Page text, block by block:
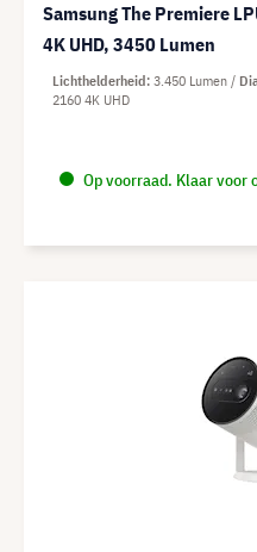
Samsung The Premiere
4K UHD, 3450 Lumen
Op voorraad. Klaar voor
Lichthelderheid 3.450 Lumen
2160 4K UHD